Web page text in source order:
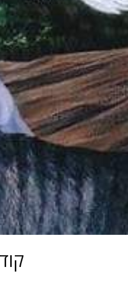
קוד 1111 – הכהן הגדול אדמה